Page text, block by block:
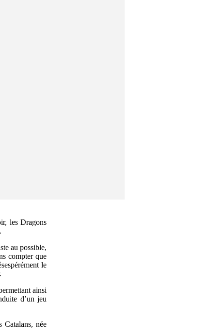
les Dragons
au possible,
compter que
le
ainsi
d’un jeu
Catalans, née